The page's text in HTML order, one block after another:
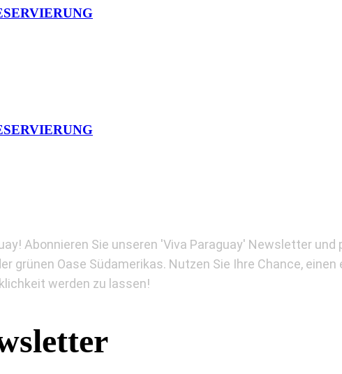
Abonnieren Sie unseren 'Viva Paraguay' Newsletter
grünen Oase Südamerikas. Nutzen Sie Ihre Chance,
werden zu lassen!